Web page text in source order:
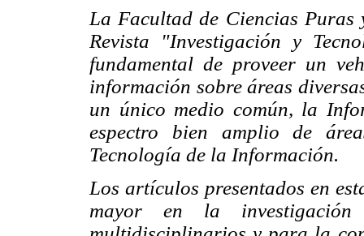
La Facultad de Ciencias
Revista "Investigación y
fundamental de proveer un
información sobre áreas
un único medio común, la
espectro bien amplio de
Tecnología de la Información.
Los artículos presentados en
mayor en la